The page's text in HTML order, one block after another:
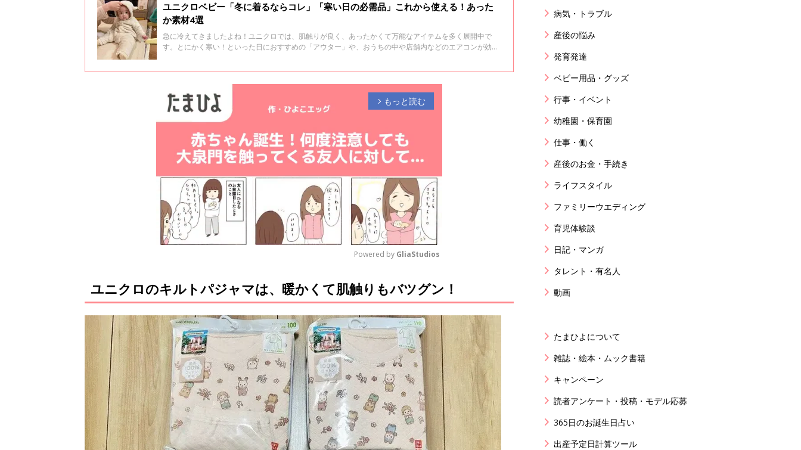
ユニクロベビー「冬に着るならコレ」「寒い日の必需品」これから使える！あった
か素材4選
急に冷えてきましたよね！ユニクロでは、肌触りが良く、あったかくて万能なアイテムを多く展開中で
す。とにかく寒い！といった日におすすめの「アウター」や、おうちの中や店舗内などのエアコンが効い
arrow_forward_ios もっと読む
M
u
t
e
Powered by GliaStudios
ユニクロのキルトパジャマは、暖かくて肌触りもバツグン！
病気・トラブル
産後の悩み
発育発達
ベビー用品・グッズ
行事・イベント
幼稚園・保育園
仕事・働く
産後のお金・手続き
ライフスタイル
ファミリーウエディング
育児体験談
日記・マンガ
タレント・有名人
動画
たまひよについて
雑誌・絵本・ムック書籍
キャンペーン
読者アンケート・投稿・モデル応募
365日のお誕生日占い
出産予定日計算ツール